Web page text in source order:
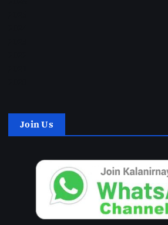
Join Us